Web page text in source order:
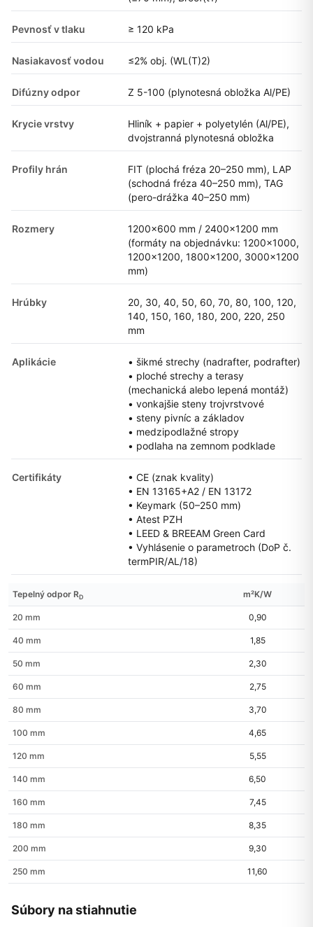
Pevnosť v tlaku ≥ 120 kPa
Nasiakavosť vodou ≤2% obj. (WL(T)2)
Difúzny odpor Z 5-100 (plynotesná obložka Al/PE)
Krycie vrstvy
Hliník + papier + polyetylén (Al/PE),
dvojstranná plynotesná obložka
Profily hrán
FIT (plochá fréza 20–250 mm), LAP
(schodná fréza 40–250 mm), TAG
(pero-drážka 40–250 mm)
Rozmery
1200×600 mm / 2400×1200 mm
(formáty na objednávku: 1200×1000,
1200×1200, 1800×1200, 3000×1200
mm)
Hrúbky
20, 30, 40, 50, 60, 70, 80, 100, 120,
140, 150, 160, 180, 200, 220, 250
mm
Aplikácie
• šikmé strechy (nadrafter, podrafter)
• ploché strechy a terasy
(mechanická alebo lepená montáž)
• vonkajšie steny trojvrstvové
• steny pivníc a základov
• medzipodlažné stropy
• podlaha na zemnom podklade
Certifikáty
• CE (znak kvality)
• EN 13165+A2 / EN 13172
• Keymark (50–250 mm)
• Atest PZH
• LEED & BREEAM Green Card
• Vyhlásenie o parametroch (DoP č.
termPIR/AL/18)
Tepelný odpor RD m²K/W
20 mm 0,90
40 mm 1,85
50 mm 2,30
60 mm 2,75
80 mm 3,70
100 mm 4,65
120 mm 5,55
140 mm 6,50
160 mm 7,45
180 mm 8,35
200 mm 9,30
250 mm 11,60
Súbory na stiahnutie